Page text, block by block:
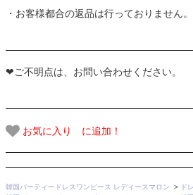
・お客様都合の返品は行っておりません。
❤ご不明点は、お問い合わせください。
お気に入り に追加！
韓国パーティードレスワンピース レディースマロン > ド